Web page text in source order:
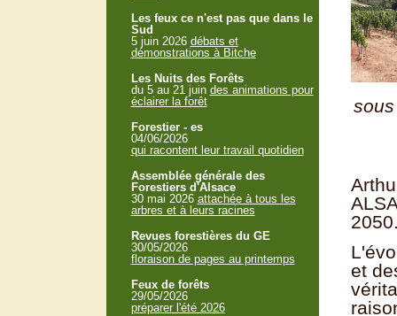
et
Les feux ce n'est pas que dans le
Sud
5 juin 2026 débats et
démonstrations à Bitche
Les Nuits des Forêts
du 5 au 21 juin des animations pour
éclairer la forêt
Forestier - es
04/06/2026
qui racontent leur travail quotidien
Assemblée générale des
Forestiers d'Alsace
30 mai 2026 attachée à tous les
arbres et à leurs racines
Revues forestières du GE
30/05/2026
floraison de pages au printemps
Feux de forêts
29/05/2026
préparer l'été 2026